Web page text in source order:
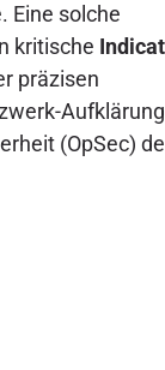
Eine solche
kritische
präzisen
(OpSec)